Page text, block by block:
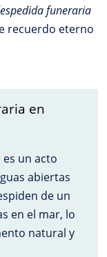
funeraria
recuerdo eterno
en
un acto
abiertas
de un
en el mar, lo
natural y